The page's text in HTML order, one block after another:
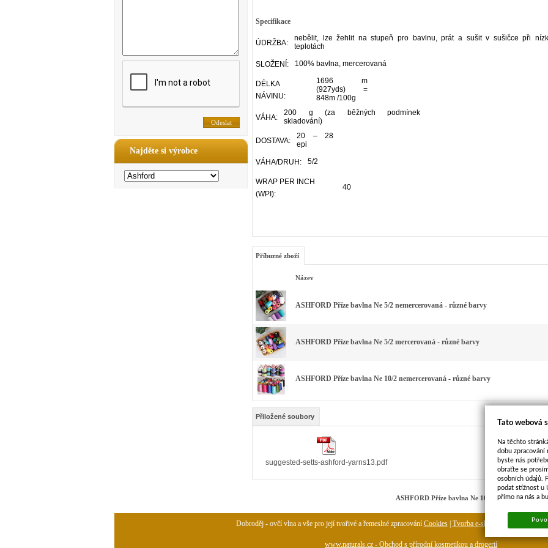
Najděte si výrobce
Specifikace
ÚDRŽBA:
nebělit, lze žehlit na stupeň pro bavlnu, prát a sušit v sušičce při
teplotách
SLOŽENÍ: 100% bavlna, mercerovaná
DÉLKA
NÁVINU:
1696 m
(927yds) =
848m /100g
VÁHA:
200 g (za běžných podmínek
skladování)
DOSTAVA:
20 – 28
epi
VÁHA/DRUH: 5/2
WRAP PER INCH
(WPI):
40
Příbuzné zboží
Název
ASHFORD Příze bavlna Ne 5/2 nemercerovaná - různé barvy
ASHFORD Příze bavlna Ne 5/2 mercerovaná - různé barvy
ASHFORD Příze bavlna Ne 10/2 nemercerovaná - různé barvy
Přiložené soubory
suggested-setts-ashford-yarns13.pdf
ASHFORD Příze bavlna Ne 10/2 mercerovaná -
Dobroděj - ovčí vlna a vše pro její tvořivé a řemeslné zpracování Cookies| Tvorba e-shopu pronájem e-
www.naturals.cz - Obchod s přírodní kosmetikou a drogerií
Tato webová
Na těchto
dobu zpracování
byste nás
obraťte se
osobních údajů.
podat stížnost u
přímo na nás a